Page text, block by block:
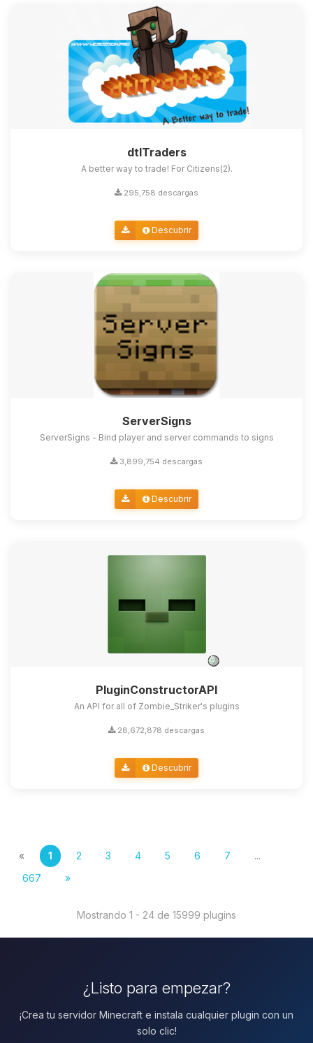
dtlTraders
A better way to trade! For Citizens(2).
295,758 descargas
Descubrir
ServerSigns
ServerSigns - Bind player and server commands to signs
3,899,754 descargas
Descubrir
PluginConstructorAPI
An API for all of Zombie_Striker's plugins
28,672,878 descargas
Descubrir
« 1 2 3 4 5 6 7
...
667
»
Mostrando 1 - 24 de 15999 plugins
¿Listo para empezar?
¡Crea tu servidor Minecraft e instala cualquier plugin con un
solo clic!